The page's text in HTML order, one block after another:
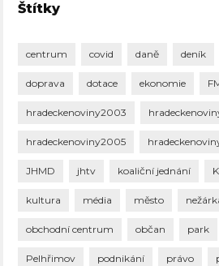
Štítky
centrum covid daně deník
doprava dotace ekonomie
hradeckenoviny2003
hradeckenoviny2005
JHMD jhtv koaliční jednání
kultura média město
obchodní centrum občan park
Pelhřimov podnikání právo